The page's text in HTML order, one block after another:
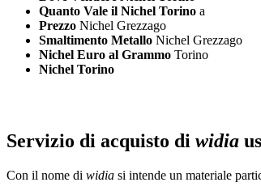
Quanto Vale il Nichel Torino a
Prezzo Nichel Grezzago
Smaltimento Metallo Nichel Grezzago
Nichel Euro al Grammo Torino
Nichel Torino
Servizio di acquisto di widia
Con il nome di widia si intende un materiale